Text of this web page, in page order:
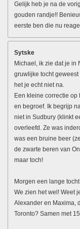
Gelijk heb je na de
gouden randje!!
eerste ben die nu
Sytske
Michael, ik zie dat je in
gruwlijke tocht
het je echt niet na.
Een kleine correctie op
en begroef. Ik begrijp
niet in Sudbury (klinkt
overleefd. Ze was
was een bruine beer
de zwarte beren van
maar toch!
Morgen een lange
We zien het wel! Weet
Alexander en Maxima,
Toronto? Samen met